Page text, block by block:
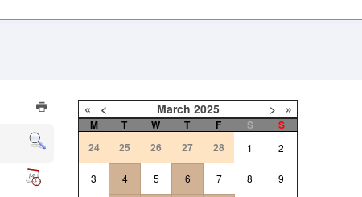
« < March 2025 > »
M T W T F S
S
24
25 26 27 28 1 2
3 4 5 6 7 8 9